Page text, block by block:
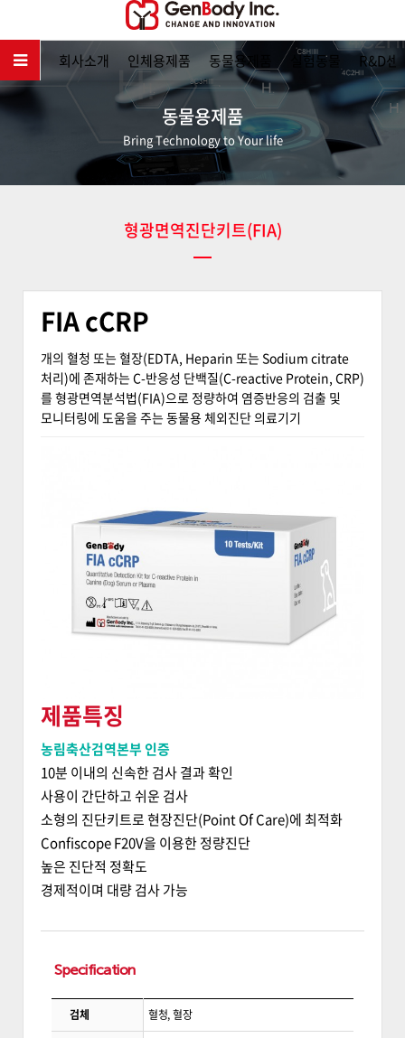
메인
회사소개 인체용제품 동물용제품 실험동물 R&D센
동물용제품
Bring Technology to Your life
형광면역진단키트(FIA)
FIA cCRP
개의 혈청 또는 혈장(EDTA, Heparin 또는 Sodium citrate
처리)에 존재하는 C-반응성 단백질(C-reactive Protein, CRP)
를 형광면역분석법(FIA)으로 정량하여 염증반응의 검출 및
모니터링에 도움을 주는 동물용 체외진단 의료기기
제품특징
농림축산검역본부 인증
10분 이내의 신속한 검사 결과 확인
사용이 간단하고 쉬운 검사
소형의 진단키트로 현장진단(Point Of Care)에 최적화
Confiscope F20V을 이용한 정량진단
높은 진단적 정확도
경제적이며 대량 검사 가능
Specification
검체
혈청, 혈장